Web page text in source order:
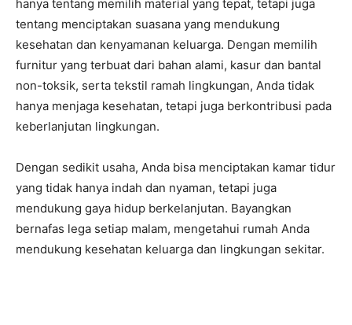
hanya tentang memilih material yang tepat, tetapi juga
tentang menciptakan suasana yang mendukung
kesehatan dan kenyamanan keluarga. Dengan memilih
furnitur yang terbuat dari bahan alami, kasur dan bantal
non-toksik, serta tekstil ramah lingkungan, Anda tidak
hanya menjaga kesehatan, tetapi juga berkontribusi pada
keberlanjutan lingkungan.
Dengan sedikit usaha, Anda bisa menciptakan kamar tidur
yang tidak hanya indah dan nyaman, tetapi juga
mendukung gaya hidup berkelanjutan. Bayangkan
bernafas lega setiap malam, mengetahui rumah Anda
mendukung kesehatan keluarga dan lingkungan sekitar.